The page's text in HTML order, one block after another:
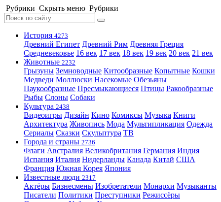
Рубрики Скрыть меню Рубрики
История 4273
Древний Египет Древний Рим Древняя Греция
Средневековье 16 век 17 век 18 век 19 век 20 век 21 век
Животные 2232
Грызуны Земноводные Китообразные Копытные Кошки
Медведи Моллюски Насекомые Обезьяны
Паукообразные Пресмыкающиеся Птицы Ракообразные
Рыбы Слоны Собаки
Культура 2438
Видеоигры Дизайн Кино Комиксы Музыка Книги
Архитектура Живопись Мода Мультипликация Одежда
Сериалы Сказки Скульптура ТВ
Города и страны 2736
Флаги Австралия Великобритания Германия Индия
Испания Италия Нидерланды Канада Китай США
Франция Южная Корея Япония
Известные люди 2317
Актёры Бизнесмены Изобретатели Монархи Музыканты
Писатели Политики Преступники Режиссёры